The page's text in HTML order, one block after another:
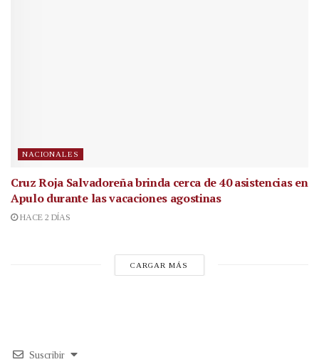
NACIONALES
Cruz Roja Salvadoreña brinda cerca de 40 asistencias en
Apulo durante las vacaciones agostinas
HACE 2 DÍAS
CARGAR MÁS
Suscribir